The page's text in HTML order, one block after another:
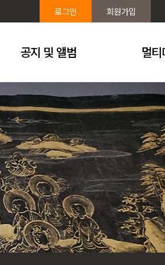
로그인 회원가입
공지 및 앨범 멀